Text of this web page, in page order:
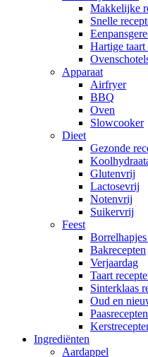
Makkelijke
Snelle
Hartige
Apparaat
Airfryer
BBQ
Oven
Slowcooker
Dieet
Gezonde
Glutenvrij
Lactosevrij
Notenvrij
Suikervrij
Feest
Bakrecepten
Verjaardag
Taart
Sinterklaas
Oud en
Paasrecepten
Ingrediënten
Aardappel